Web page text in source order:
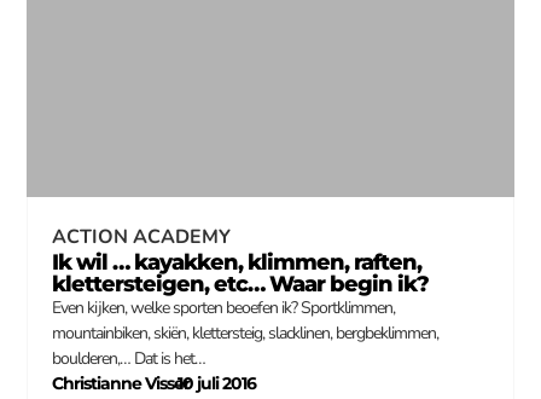
ACTION ACADEMY
Ik wil … kayakken, klimmen, raften,
klettersteigen, etc… Waar begin ik?
Even kijken, welke sporten beoefen ik? Sportklimmen,
mountainbiken, skiën, klettersteig, slacklinen, bergbeklimmen,
boulderen,… Dat is het…
Christianne Visser
–
10 juli 2016